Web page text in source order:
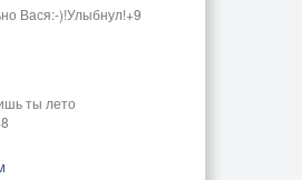
Вася:-)!Улыбнул!+9
ты лето